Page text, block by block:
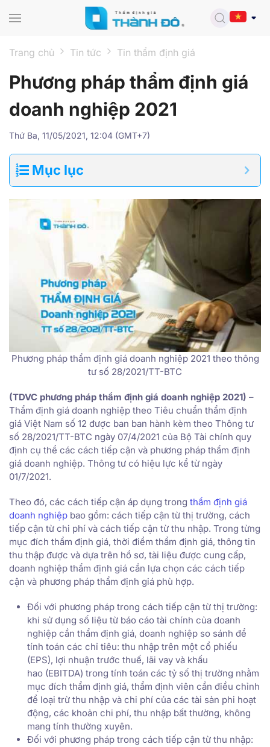
Trang chủ Tin tức Tin thẩm định giá
Phương pháp thẩm định giá
doanh nghiệp 2021
Thứ Ba, 11/05/2021, 12:04 (GMT+7)
Mục lục
Phương pháp thẩm định giá doanh nghiệp 2021 theo thông
tư số 28/2021/TT-BTC
(TDVC phương pháp thẩm định giá doanh nghiệp 2021) –
Thẩm định giá doanh nghiệp theo Tiêu chuẩn thẩm định
giá Việt Nam số 12 được ban ban hành kèm theo Thông tư
số 28/2021/TT-BTC ngày 07/4/2021 của Bộ Tài chính quy
định cụ thể các cách tiếp cận và phương pháp thẩm định
giá doanh nghiệp. Thông tư có hiệu lực kể từ ngày
01/7/2021.
Theo đó, các cách tiếp cận áp dụng trong thẩm định giá
doanh nghiệp bao gồm: cách tiếp cận từ thị trường, cách
tiếp cận từ chi phí và cách tiếp cận từ thu nhập. Trong từng
mục đích thẩm định giá, thời điểm thẩm định giá, thông tin
thu thập được và dựa trên hồ sơ, tài liệu được cung cấp,
doanh nghiệp thẩm định giá cần lựa chọn các cách tiếp
cận và phương pháp thẩm định giá phù hợp.
Đối với phương pháp trong cách tiếp cận từ thị trường:
khi sử dụng số liệu từ báo cáo tài chính của doanh
nghiệp cần thẩm định giá, doanh nghiệp so sánh để
tính toán các chỉ tiêu: thu nhập trên một cổ phiếu
(EPS), lợi nhuận trước thuế, lãi vay và khấu
hao (EBITDA) trong tính toán các tỷ số thị trường nhằm
mục đích thẩm định giá, thẩm định viên cần điều chỉnh
để loại trừ thu nhập và chi phí của các tài sản phi hoạt
động, các khoản chi phí, thu nhập bất thường, không
mang tính thường xuyên.
Đối với phương pháp trong cách tiếp cận từ thu nhập: